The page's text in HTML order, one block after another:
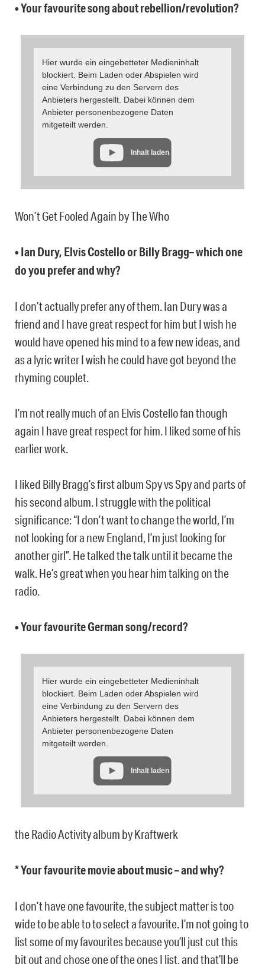
• Your favourite song about rebellion/revolution?
Hier wurde ein eingebetteter Medieninhalt
blockiert. Beim Laden oder Abspielen wird
eine Verbindung zu den Servern des
Anbieters hergestellt. Dabei können dem
Anbieter personenbezogene Daten
mitgeteilt werden.
Inhalt laden
Won’t Get Fooled Again by The Who
• Ian Dury, Elvis Costello or Billy Bragg– which one
do you prefer and why?
I don’t actually prefer any of them. Ian Dury was a
friend and I have great respect for him but I wish he
would have opened his mind to a few new ideas, and
as a lyric writer I wish he could have got beyond the
rhyming couplet.
I’m not really much of an Elvis Costello fan though
again I have great respect for him. I liked some of his
earlier work.
I liked Billy Bragg’s first album Spy vs Spy and parts of
his second album. I struggle with the political
significance: “I don’t want to change the world, I’m
not looking for a new England, I’m just looking for
another girl”. He talked the talk until it became the
walk. He’s great when you hear him talking on the
radio.
• Your favourite German song/record?
Hier wurde ein eingebetteter Medieninhalt
blockiert. Beim Laden oder Abspielen wird
eine Verbindung zu den Servern des
Anbieters hergestellt. Dabei können dem
Anbieter personenbezogene Daten
mitgeteilt werden.
Inhalt laden
the Radio Activity album by Kraftwerk
* Your favourite movie about music – and why?
I don’t have one favourite, the subject matter is too
wide to be able to to select a favourite. I’m not going to
list some of my favourites because you’ll just cut this
bit out and chose one of the ones I list, and that’ll be